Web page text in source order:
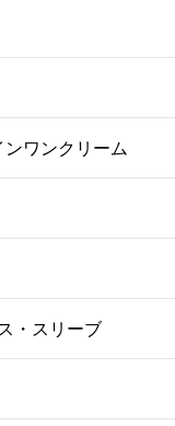
ンワンクリーム
・スリーブ